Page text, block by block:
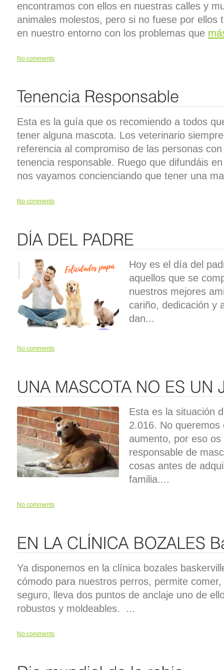
encontramos con ellos en nuestras calles y
animales molestos, pero si no fuese por ellos
en nuestro entorno con los problemas que
No comments
Esta es la guía que os recomiendo a todos
tener alguna mascota. Los veterinario
referencia al compromiso de las personas
tenencia responsable. Ruego que difundáis
nos vayamos concienciando que tener una
No comments
Hoy es el día del
aquellos que se
nuestros mejores
cariño, dedicación y
dan...
No comments
Esta es la situación
2.016. No
aumento, por eso
responsable de
cosas antes de
familia....
No comments
Ya disponemos en la clínica bozales
cómodo para nuestros perros, permite
seguro, lleva dos puntos de anclaje uno de
robustos y moldeables. ...
No comments